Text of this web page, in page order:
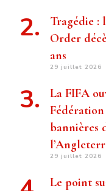
Tragédie :
Order
ans
29 juillet 2026
La FIFA
bannières
29 juillet 2026
Le point